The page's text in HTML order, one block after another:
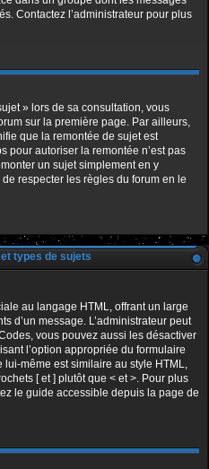
Contactez l’administrateur pour plus
» lors de sa consultation, vous
sur la première page. Par ailleurs,
que la remontée de sujet est
pour autoriser la remontée n’est pas
un sujet simplement en y
respecter les règles du forum en le
types de sujets
au langage HTML, offrant un large
d’un message. L’administrateur peut
vous pouvez aussi les désactiver
l’option appropriée du formulaire
même est similaire au style HTML,
[ et ] plutôt que < et >. Pour plus
le guide accessible depuis la page de